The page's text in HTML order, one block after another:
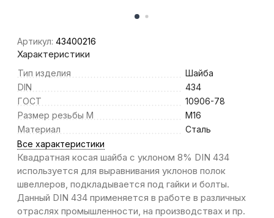
Артикул: 43400216
Характеристики
Тип изделия
Шайба
DIN
434
ГОСТ
10906-78
Размер резьбы M
M16
Материал
Сталь
Все характеристики
Квадратная косая шайба с уклоном 8% DIN 434
используется для выравнивания уклонов полок
швеллеров, подкладывается под гайки и болты.
Данный DIN 434 применяется в работе в различных
отраслях промышленности, на производствах и пр.